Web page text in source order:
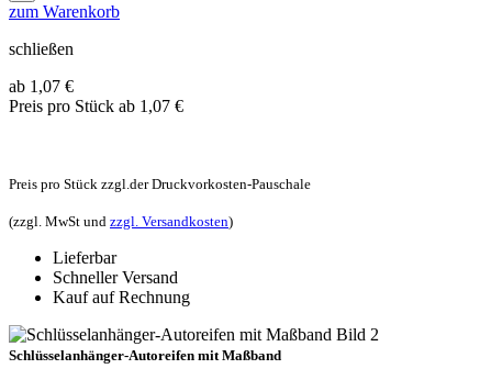
zum Warenkorb
schließen
ab 1,07 €
Preis pro Stück ab 1,07 €
Preis pro Stück zzgl.der Druckvorkosten-Pauschale
(zzgl. MwSt und zzgl. Versandkosten)
Lieferbar
Schneller Versand
Kauf auf Rechnung
Schlüsselanhänger-Autoreifen mit Maßband